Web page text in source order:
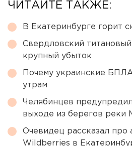
ЧИТАЙТЕ ТАКЖЕ:
В Екатеринбурге горит
Свердловский титановый
крупный убыток
Почему украинские
утрам
Челябинцев
выходе из берегов реки
Очевидец рассказал про
Wildberries в